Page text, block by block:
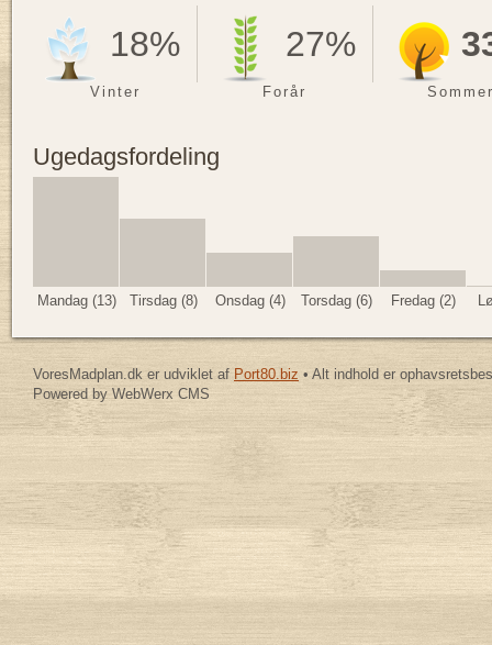
18% 27%
Vinter Forår
Ugedagsfordeling
Mandag (13) Tirsdag (8) Onsdag (4) Torsdag (6) Fredag (2)
VoresMadplan.dk er udviklet af Port80.biz • Alt indhold er
Powered by WebWerx CMS